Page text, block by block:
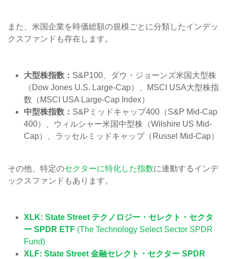
また、米国企業を時価総額の規模ごとに分類したインデッ
クスファンドも存在します。
大型株指数： S&P100、ダウ・ジョーンズ米国大型株
（Dow Jones U.S. Large-Cap）、MSCI USA大型株指
数（MSCI USA Large-Cap Index）
中型株指数： S&Pミッドキャップ400（S&P Mid-Cap
400）、ウィルシャー米国中型株（Wilshire US Mid-
Cap）、ラッセルミッドキャップ（Russel Mid-Cap）
その他、特定のセクターに特化した指数に連動するインデ
ックスファンドもあります。
XLK: State Street テクノロジー・セレクト・セクタ
ー SPDR ETF (The Technology Select Sector SPDR
Fund)
XLF: State Street 金融セレクト・セクター SPDR